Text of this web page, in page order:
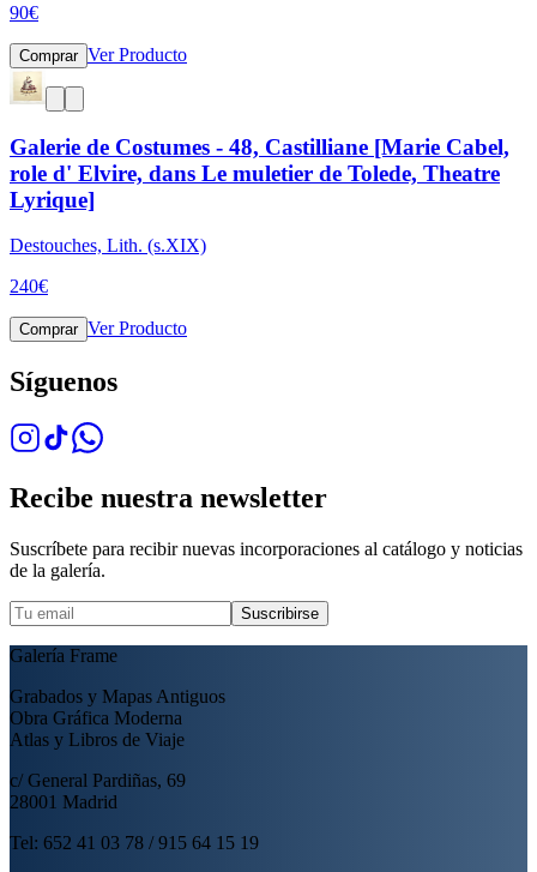
90€
Comprar Ver Producto
Galerie de Costumes - 48, Castilliane [Marie Cabel,
role d' Elvire, dans Le muletier de Tolede, Theatre
Lyrique]
Destouches, Lith. (s.XIX)
240€
Comprar Ver Producto
Síguenos
Recibe nuestra newsletter
Suscríbete para recibir nuevas incorporaciones al catálogo y noticias
de la galería.
Suscribirse
Galería Frame
Grabados y Mapas Antiguos
Obra Gráfica Moderna
Atlas y Libros de Viaje
c/ General Pardiñas, 69
28001 Madrid
Tel: 652 41 03 78 / 915 64 15 19